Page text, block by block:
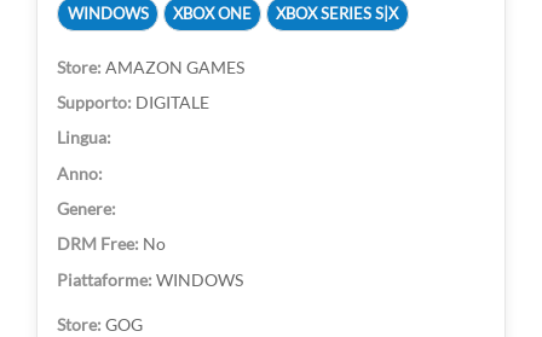
WINDOWS XBOX ONE XBOX SERIES S|X
AMAZON GAMES
DIGITALE
No
WINDOWS
GOG